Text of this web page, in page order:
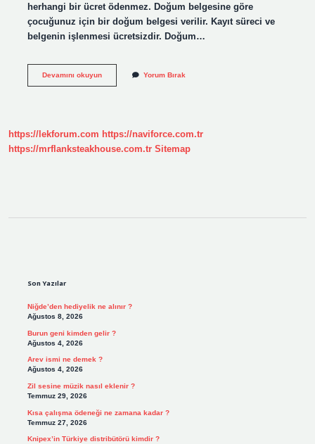
herhangi bir ücret ödenmez. Doğum belgesine göre
çocuğunuz için bir doğum belgesi verilir. Kayıt süreci ve
belgenin işlenmesi ücretsizdir. Doğum…
Devamını okuyunE
Yorum Bırak
https://lekforum.com https://naviforce.com.tr
https://mrflanksteakhouse.com.tr Sitemap
Son Yazılar
Niğde’den hediyelik ne alınır ?
Ağustos 8, 2026
Burun geni kimden gelir ?
Ağustos 4, 2026
Arev ismi ne demek ?
Ağustos 4, 2026
Zil sesine müzik nasıl eklenir ?
Temmuz 29, 2026
Kısa çalışma ödeneği ne zamana kadar ?
Temmuz 27, 2026
Knipex’in Türkiye distribütörü kimdir ?